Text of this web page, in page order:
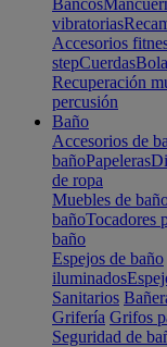
Bancos
vibratorias
Accesorios
stepCuerdas
Recuperación
percusión
Baño
Accesorios de
bañoPapeleras
de ropa
Muebles de
bañoTocadores
baño
Espejos de baño
iluminados
Sanitarios
Grifería Grifos
Seguridad de